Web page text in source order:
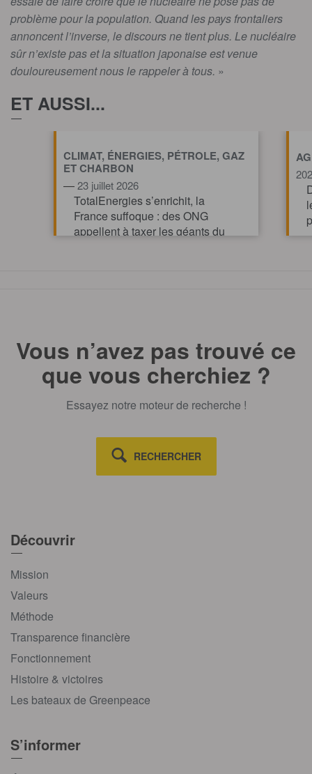
problème pour la population. Quand les pays frontaliers
annoncent l’inverse, le discours ne tient plus. Le nucléaire
sûr n’existe pas et la situation japonaise est venue
douloureusement nous le rappeler à tous. »
ET AUSSI...
CLIMAT, ÉNERGIES, PÉTROLE, GAZ
ET CHARBON
—23 juillet 2026
TotalEnergies s’enrichit, la
France suffoque : des ONG
appellent à taxer les géants du
Vous n’avez pas trouvé ce
que vous cherchiez ?
Essayez notre moteur de recherche !
RECHERCHER
Découvrir
Mission
Valeurs
Méthode
Transparence financière
Fonctionnement
Histoire & victoires
Les bateaux de Greenpeace
S’informer